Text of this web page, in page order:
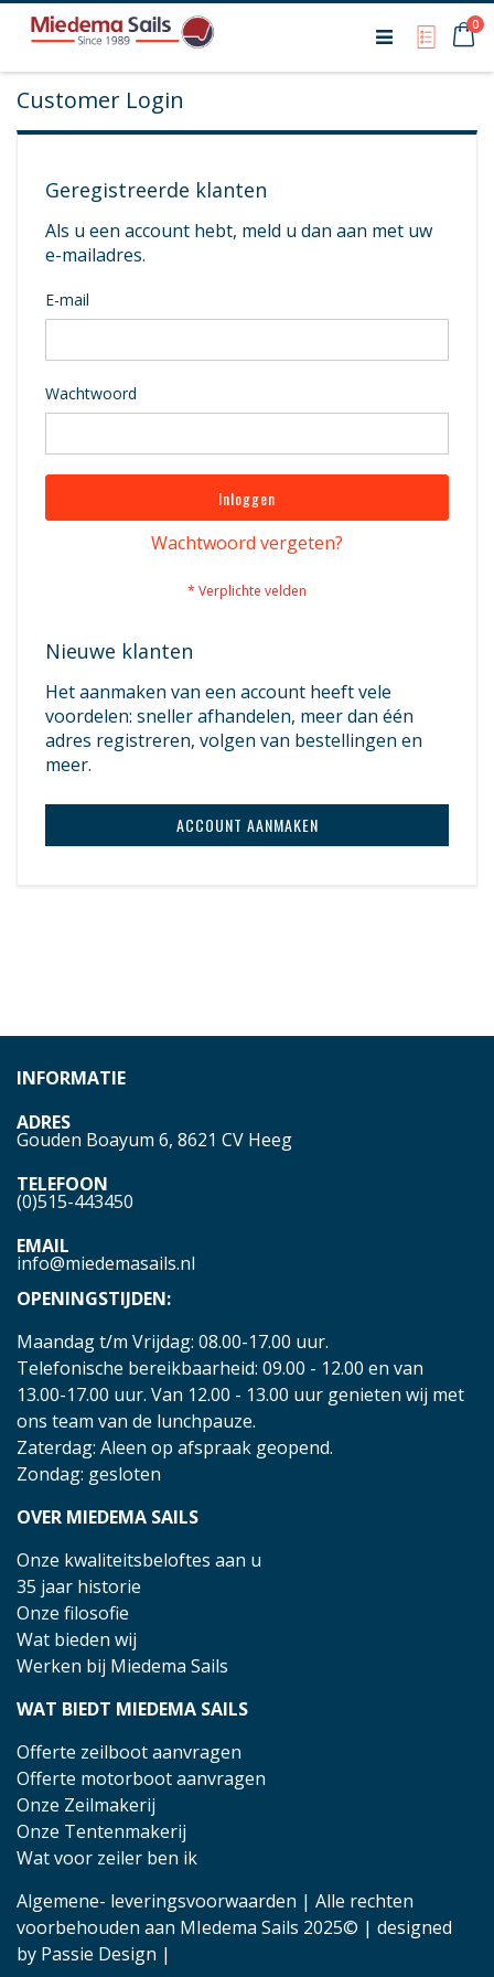
My0
Customer Login
Geregistreerde klanten
Als u een account hebt, meld u dan aan met uw
e-mailadres.
E-mail
Wachtwoord
Inloggen
Wachtwoord vergeten?
Nieuwe klanten
Het aanmaken van een account heeft vele
voordelen: sneller afhandelen, meer dan één
adres registreren, volgen van bestellingen en
meer.
ACCOUNT AANMAKEN
INFORMATIE
ADRES
Gouden Boayum 6, 8621 CV Heeg
TELEFOON
(0)515-443450
EMAIL
info@miedemasails.nl
OPENINGSTIJDEN:
Maandag t/m Vrijdag: 08.00-17.00 uur.
Telefonische bereikbaarheid: 09.00 - 12.00 en van
13.00-17.00 uur. Van 12.00 - 13.00 uur genieten wij met
ons team van de lunchpauze.
Zaterdag: Aleen op afspraak geopend.
Zondag: gesloten
OVER MIEDEMA SAILS
Onze kwaliteitsbeloftes aan u
35 jaar historie
Onze filosofie
Wat bieden wij
Werken bij Miedema Sails
WAT BIEDT MIEDEMA SAILS
Offerte zeilboot aanvragen
Offerte motorboot aanvragen
Onze Zeilmakerij
Onze Tentenmakerij
Wat voor zeiler ben ik
Algemene- leveringsvoorwaarden | Alle rechten
voorbehouden aan MIedema Sails 2025© | designed
by Passie Design |